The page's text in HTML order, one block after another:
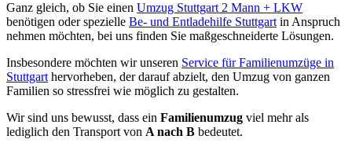
Ganz gleich, ob Sie einen Umzug Stuttgart 2 Mann + LKW
benötigen oder spezielle Be- und Entladehilfe Stuttgart in Anspruch
nehmen möchten, bei uns finden Sie maßgeschneiderte Lösungen.
Insbesondere möchten wir unseren Service für Familienumzüge in
Stuttgart hervorheben, der darauf abzielt, den Umzug von ganzen
Familien so stressfrei wie möglich zu gestalten.
Wir sind uns bewusst, dass ein Familienumzug viel mehr als
lediglich den Transport von A nach B bedeutet.